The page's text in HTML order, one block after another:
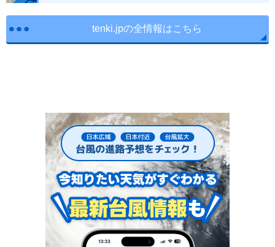
tenki.jpの全情報はこちら